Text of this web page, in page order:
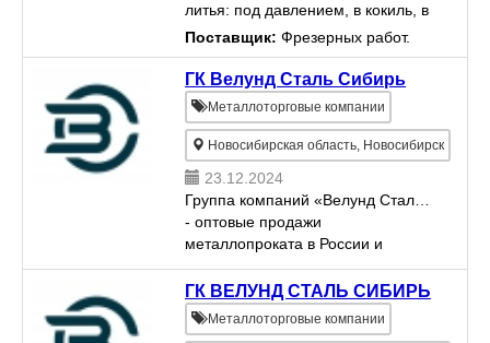
литья: под давлением, в кокиль, в
землю по образцам и чертежам
заказчика . Имеется свой участок
изготовления модельной
оснастки . ...
Поставщик: Фрезерных работ.
ГК Велунд Сталь Сибирь
Металлоторговые компании
Новосибирская область, Новосибирск
23.12.2024
Группа компаний «Велунд Сталь»
- оптовые продажи
металлопроката в России и
Казахстане. Мы производим: +
Цветной, стальной и чугунный
прокат. + Сплавы: прецизионные
и тугоплавкие, ферросплавы,
ГК ВЕЛУНД СТАЛЬ СИБИРЬ
Металлоторговые компании